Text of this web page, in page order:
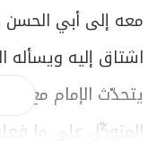
معه إلى أبي الحسن
اشتاق إليه ويسأله
يتحدّث الإمام مع
المتوكّل على ما